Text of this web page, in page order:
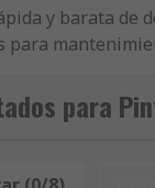
y barata
para
en
pintura, son
a menudo
para